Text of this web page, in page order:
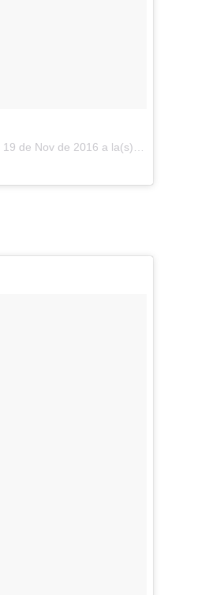
19 de Nov de 2016 a la(s) 3:50 PST